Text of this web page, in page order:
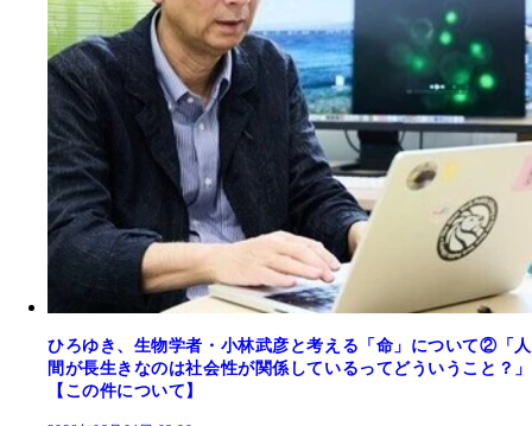
ひろゆき、生物学者・小林武彦と考える「命」について②「人
間が長生きなのは社会性が関係しているってどういうこと？」
【この件について】